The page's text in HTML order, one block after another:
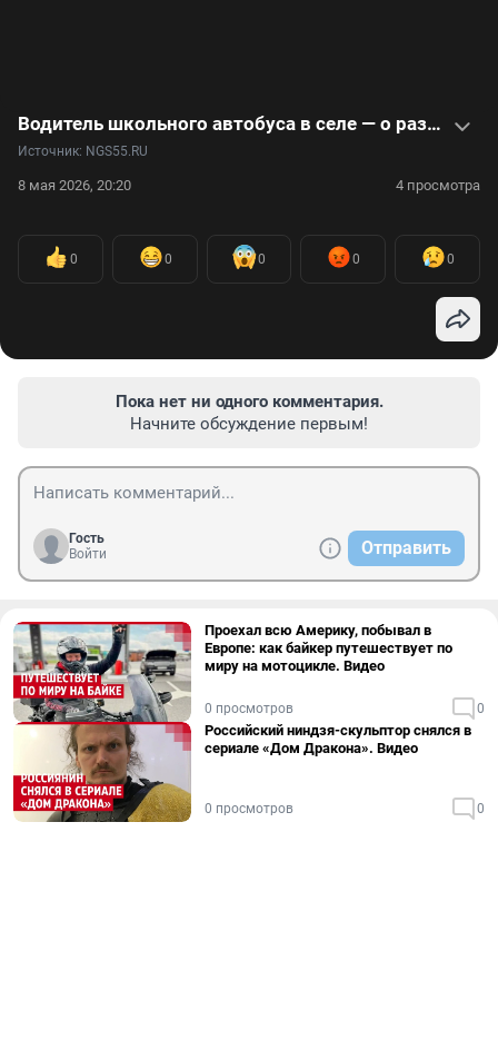
Водитель школьного автобуса в селе — о разнице поколений, зарплате и деревенской жизни. Видео
Источник: NGS55.RU
8 мая 2026, 20:20 4 просмотра
0 0 0 0 0
Пока нет ни одного комментария.
Начните обсуждение первым!
Гость
Войти
Отправить
Проехал всю Америку, побывал в
Европе: как байкер путешествует по
миру на мотоцикле. Видео
0 просмотров 0
Российский ниндзя-скульптор снялся в
сериале «Дом Дракона». Видео
0 просмотров 0